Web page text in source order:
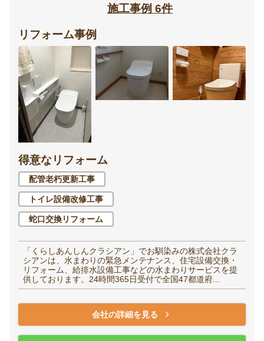
施工事例 6件
リフォーム事例
得意なリフォーム
配管老朽更新工事
トイレ設備改修工事
蛇口交換リフォーム
「くらしあんしんクラシアン」でお馴染みの株式会社クラ
シアンは、水まわりの緊急メンテナンス、住宅設備交換・
リフォーム、給排水設備工事などの水まわりサービスを提
供しております。24時間365日受付で全国47都道府...
会社の詳細を見る